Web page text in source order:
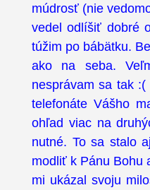
múdrosť (nie
vedel odlíšiť dobré
túžim po bábätku.
ako na seba.
nesprávam sa tak
telefonáte Vášho
ohľad viac na
nutné. To sa stalo
modliť k Pánu Bohu
mi ukázal svoju